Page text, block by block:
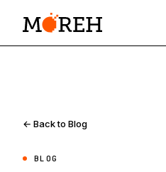
← Back to Blog
BLOG